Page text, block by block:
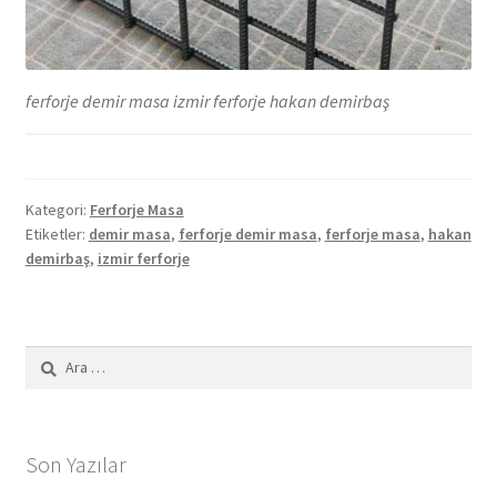
ferforje demir masa izmir ferforje hakan demirbaş
Kategori: Ferforje Masa
Etiketler: demir masa, ferforje demir masa, ferforje masa, hakan
demirbaş, izmir ferforje
Arama:
Son Yazılar